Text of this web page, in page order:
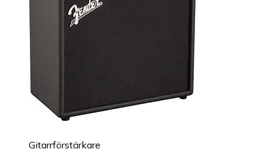
Gitarrförstärkare